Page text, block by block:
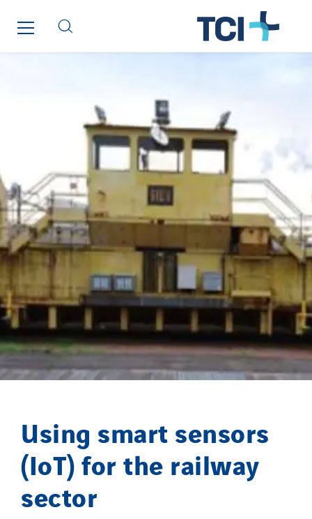
Using smart sensors
(IoT) for the railway
sector
ITB
Jean Graniou
Le Froid Provençal
Lee Sormea
Lesens EREA
Lesot
Lucitea Atlantique
Maksmacht
Manei Lift
Masselin Fabrication
Masselin Grand Ouest
Merelec
Mobility Way
Monnier Entreprises
Omexom Technikforum
Omnidec
Paumier Industrie
Paumier Marine